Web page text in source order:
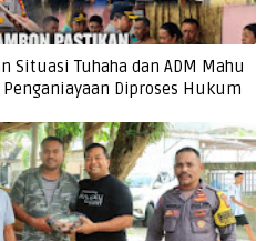
Situasi Tuhaha dan ADM Mahu
Diproses Hukum